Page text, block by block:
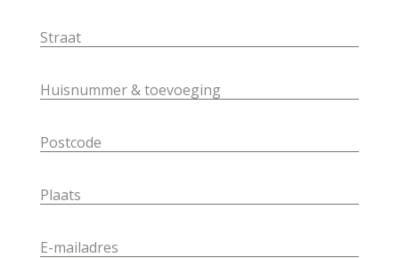
Straat
Huisnummer & toevoeging
Postcode
Plaats
E-mailadres